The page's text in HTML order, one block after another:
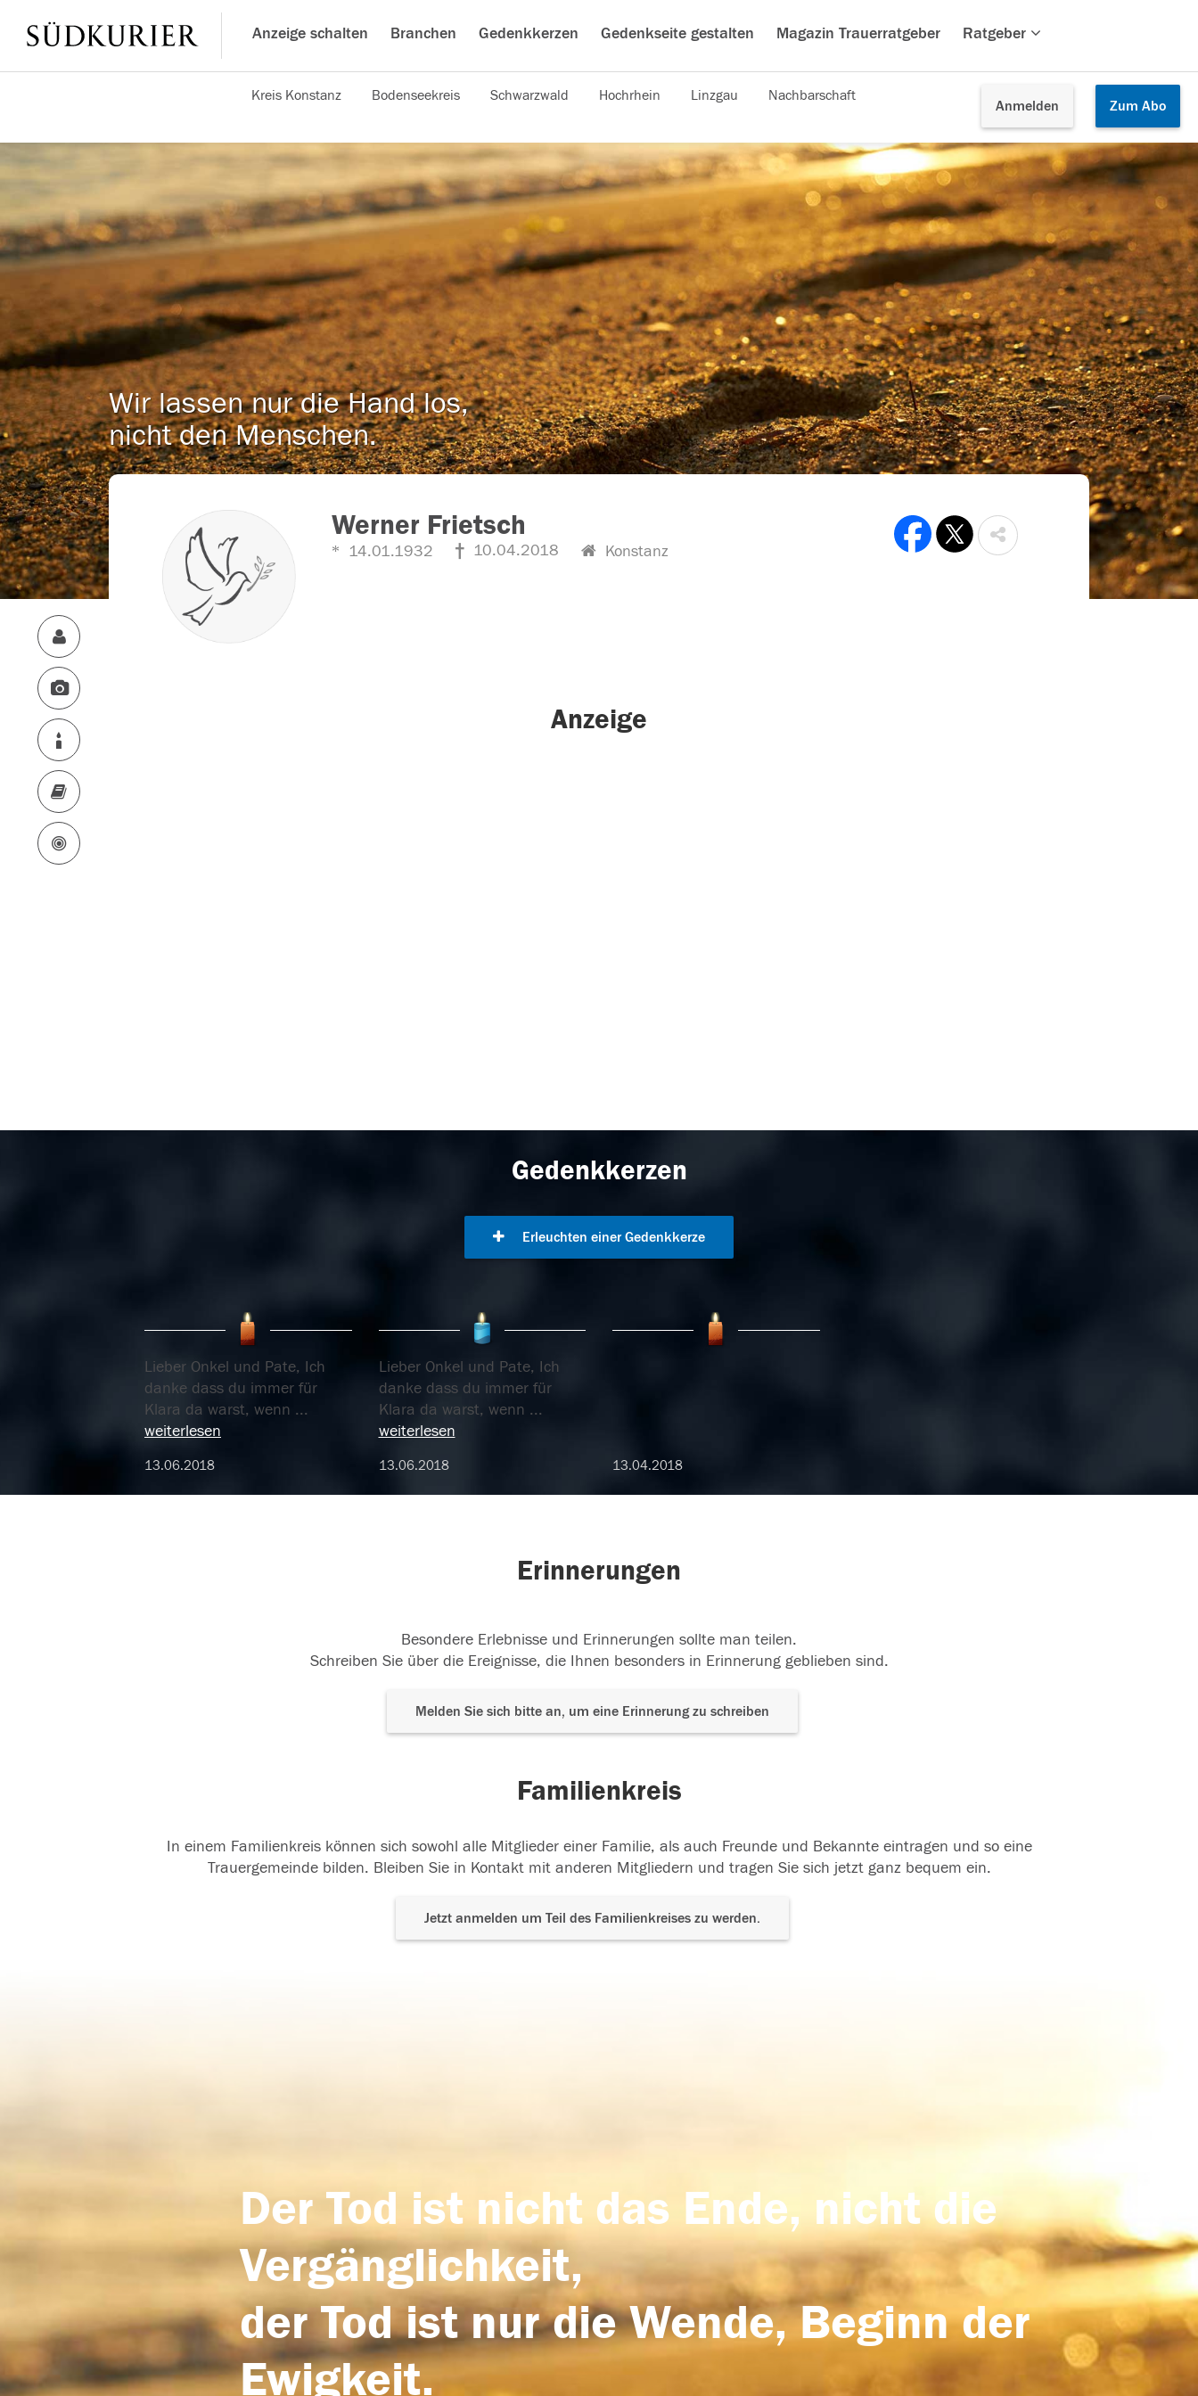
Anzeige schalten Branchen Gedenkkerzen Gedenkseite gestalten Magazin Trauerratgeber Ratgeber
Anmelden Zum Abo
Kreis Konstanz Bodenseekreis Schwarzwald Hochrhein Linzgau Nachbarschaft
Wir lassen nur die Hand los,
nicht den Menschen.
Werner Frietsch
14.01.1932 10.04.2018 Konstanz
Anzeige
Gedenkkerzen
Erleuchten einer Gedenkkerze
Lieber Onkel und Pate, Ich
danke dass du immer für
Klara da warst, wenn ...
weiterlesen
13.06.2018
Lieber Onkel und Pate, Ich
danke dass du immer für
Klara da warst, wenn ...
weiterlesen
13.06.2018 13.04.2018
Erinnerungen
Besondere Erlebnisse und Erinnerungen sollte man teilen.
Schreiben Sie über die Ereignisse, die Ihnen besonders in Erinnerung geblieben sind.
Melden Sie sich bitte an, um eine Erinnerung zu schreiben
Familienkreis
In einem Familienkreis können sich sowohl alle Mitglieder einer Familie, als auch Freunde und Bekannte eintragen und so eine
Trauergemeinde bilden. Bleiben Sie in Kontakt mit anderen Mitgliedern und tragen Sie sich jetzt ganz bequem ein.
Jetzt anmelden um Teil des Familienkreises zu werden.
Der Tod ist nicht das Ende, nicht die
Vergänglichkeit,
der Tod ist nur die Wende, Beginn der
Ewigkeit.